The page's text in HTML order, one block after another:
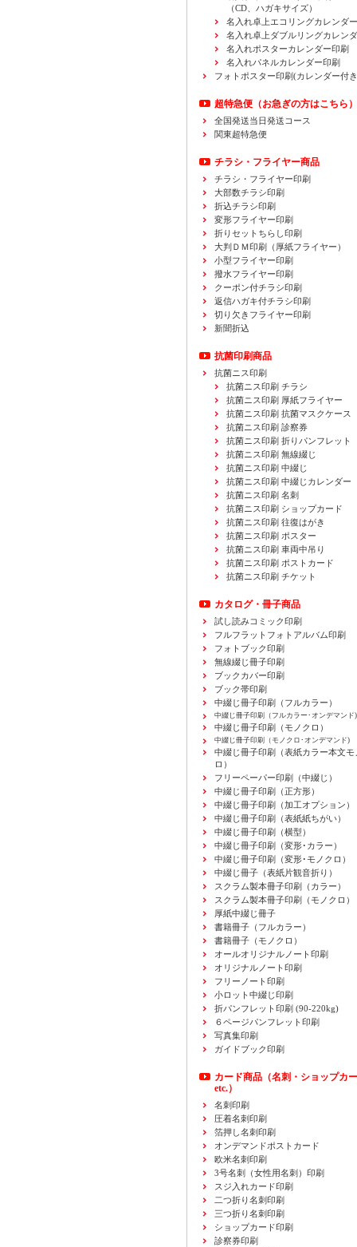
（CD、ハガキサイズ）
名入れ卓上エコリングカレンダー
名入れ卓上ダブルリングカレン
名入れポスターカレンダー印刷
名入れパネルカレンダー印刷
フォトポスター印刷(カレンダー付
超特急便 （お急ぎの方はこちら）
全国発送当日発送コース
関東超特急便
チラシ・フライヤー商品
チラシ・フライヤー印刷
大部数チラシ印刷
折込チラシ印刷
変形フライヤー印刷
折りセットちらし印刷
大判ＤＭ印刷（厚紙フライヤー）
小型フライヤー印刷
撥水フライヤー印刷
クーポン付チラシ印刷
返信ハガキ付チラシ印刷
切り欠きフライヤー印刷
新聞折込
抗菌印刷商品
抗菌ニス印刷
抗菌ニス印刷 チラシ
抗菌ニス印刷 厚紙フライヤー
抗菌ニス印刷 抗菌マスクケース
抗菌ニス印刷 診察券
抗菌ニス印刷 折りパンフレット
抗菌ニス印刷 無線綴じ
抗菌ニス印刷 中綴じ
抗菌ニス印刷 中綴じカレンダー
抗菌ニス印刷 名刺
抗菌ニス印刷 ショップカード
抗菌ニス印刷 往復はがき
抗菌ニス印刷 ポスター
抗菌ニス印刷 車両中吊り
抗菌ニス印刷 ポストカード
抗菌ニス印刷 チケット
カタログ・冊子商品
試し読みコミック印刷
フルフラットフォトアルバム印刷
フォトブック印刷
無線綴じ冊子印刷
ブックカバー印刷
ブック帯印刷
中綴じ冊子印刷（フルカラー）
中綴じ冊子印刷（フルカラー･オンデマンド)
中綴じ冊子印刷（モノクロ）
中綴じ冊子印刷（モノクロ･オンデマンド)
中綴じ冊子印刷（表紙カラー本文モ
ロ）
フリーペーパー印刷
（中綴じ）
中綴じ冊子印刷
（正方形）
中綴じ冊子印刷
（加工オプション）
中綴じ冊子印刷
（表紙紙ちがい）
中綴じ冊子印刷
（横型）
中綴じ冊子印刷
（変形･カラー）
中綴じ冊子印刷
（変形･モノクロ）
中綴じ冊子（表紙片観音折り）
スクラム製本冊子印刷
（カラー）
スクラム製本冊子印刷
（モノクロ）
厚紙中綴じ冊子
書籍冊子 （フルカラー）
書籍冊子 （モノクロ）
オールオリジナルノート印刷
オリジナルノート印刷
フリーノート印刷
小ロット中綴じ印刷
折パンフレット印刷 (90-220kg)
６ページパンフレット印刷
写真集印刷
ガイドブック印刷
カード商品 （名刺・ショップカ
etc.）
名刺印刷
圧着名刺印刷
箔押し名刺印刷
オンデマンドポストカード
欧米名刺印刷
3号名刺
（女性用名刺） 印刷
スジ入れカード印刷
二つ折り名刺印刷
三つ折り名刺印刷
ショップカード印刷
診察券印刷